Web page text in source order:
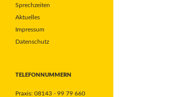
Sprechzeiten
Aktuelles
Impressum
Datenschutz
TELEFONNUMMERN
Praxis: 08143 - 99 79 660